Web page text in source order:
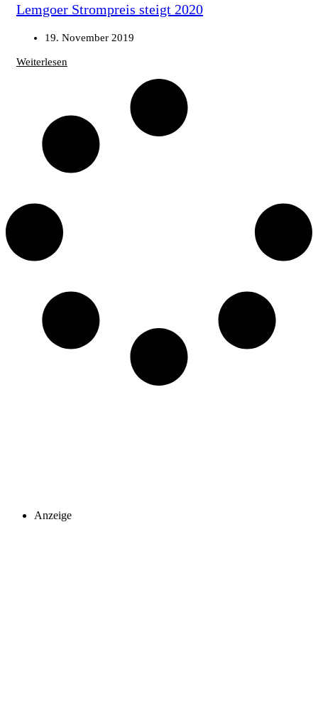
Lemgoer Strompreis steigt 2020
19. November 2019
Weiterlesen
Anzeige